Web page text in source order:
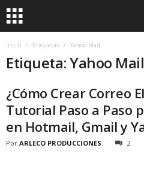
Inicio Etiquetas Yahoo Mail
Etiqueta: Yahoo Mail
¿Cómo Crear Correo
Tutorial Paso a Paso
en Hotmail, Gmail y
Por ARLECO PRODUCCIONES 2